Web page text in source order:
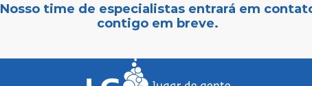
Nosso time de especialistas entrará em
contigo em breve.